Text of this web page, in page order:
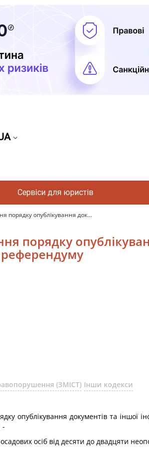
Сервіси для юристів
порядку опублікування док...
порядку
(ЗМІСТ) Інши кодекси
опублікування документів та
-
осіб від десяти до двадцяти